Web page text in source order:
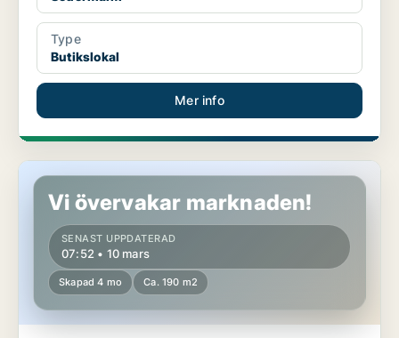
Type
Butikslokal
Mer info
Butikslokal på Södermalm
Vi övervakar marknaden!
SENAST UPPDATERAD
07:52 • 10 mars
Skapad 4 mo Ca. 190 m2